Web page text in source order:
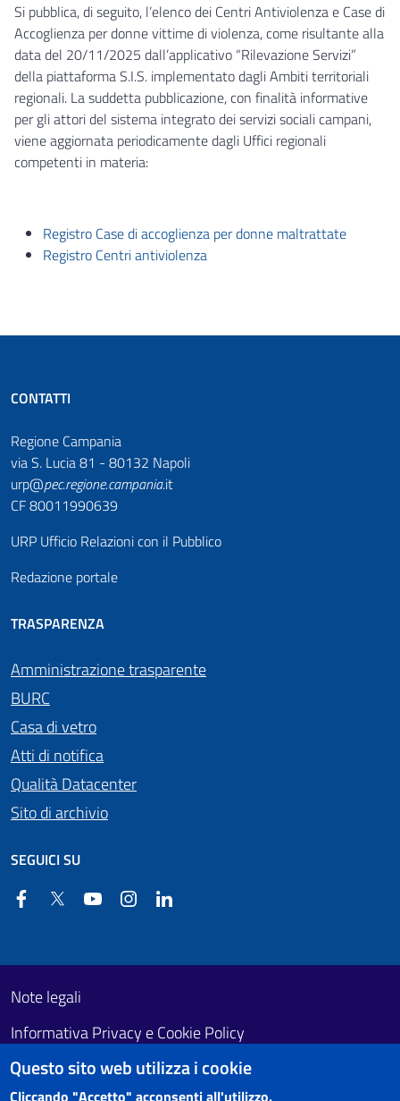
Si pubblica, di seguito, l’elenco dei Centri Antiviolenza e Case di
Accoglienza per donne vittime di violenza, come risultante alla
data del 20/11/2025 dall’applicativo “Rilevazione Servizi”
della piattaforma S.I.S. implementato dagli Ambiti territoriali
regionali. La suddetta pubblicazione, con finalità informative
per gli attori del sistema integrato dei servizi sociali campani,
viene aggiornata periodicamente dagli Uffici regionali
competenti in materia:
Registro Case di accoglienza per donne maltrattate
Registro Centri antiviolenza
CONTATTI
Regione Campania
via S. Lucia 81 - 80132 Napoli
urp@pec.regione.campania.it
CF 80011990639
URP Ufficio Relazioni con il Pubblico
Redazione portale
TRASPARENZA
Amministrazione trasparente
BURC
Casa di vetro
Atti di notifica
Qualità Datacenter
Sito di archivio
SEGUICI SU
FacebookTwitter YouTube Instagram
Footer First
Useful links section
Note legali
Informativa Privacy e Cookie Policy
Obiettivi di accessibilità
Questo sito web utilizza i cookie
Cliccando "Accetto" acconsenti all'utilizzo.